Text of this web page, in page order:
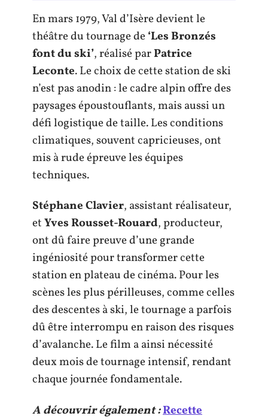
En mars 1979, Val d’Isère devient le
théâtre du tournage de‘Les Bronzés
font du ski’, réalisé parPatrice
Leconte. Le choix de cette station de ski
n’est pas anodin : le cadre alpin offre des
paysages époustouflants, mais aussi un
défi logistique de taille. Les conditions
climatiques, souvent capricieuses, ont
mis à rude épreuve les équipes
techniques.
Stéphane Clavier, assistant réalisateur,
etYves Rousset-Rouard, producteur,
ont dû faire preuve d’une grande
ingéniosité pour transformer cette
station en plateau de cinéma. Pour les
scènes les plus périlleuses, comme celles
des descentes à ski, le tournage a parfois
dû être interrompu en raison des risques
d’avalanche. Le film a ainsi nécessité
deux mois de tournage intensif, rendant
chaque journée fondamentale.
A découvrir également :Recette